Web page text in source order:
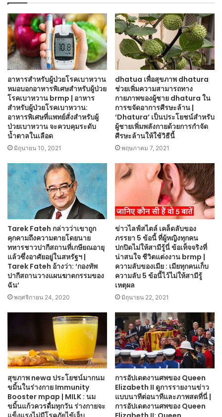
อาหารสำหรับผู้ป่วยโรคเบาหวาน
หมอบอกอาหารพิเศษสำหรับผู้ป่วย
โรคเบาหวาน brmp | อาหาร
สำหรับผู้ป่วยโรคเบาหวาน:
อาหารพิเศษที่แพทย์สั่งสำหรับผู้
ป่วยเบาหวาน จะควบคุมระดับ
น้ำตาลในเลือด
มิถุนายน 10, 2021
dhatua เพื่อสุขภาพ dhatura
ช่วยเพิ่มความสามารถทาง
กายภาพของผู้ชาย dhatura ใน
การขจัดอาการศีรษะล้าน |
‘Dhatura’ เป็นประโยชน์สำหรับ
ผู้ชายเพิ่มพลังกายด้วยการกำจัด
ศีรษะล้านให้ใช้วิธีนี้
พฤษภาคม 7, 2021
Tarek Fateh กล่าวว่าเขาถูก
คุกคามถึงความตายโดยนาย
ทหารชาวปากีสถานที่เกษียณอายุ
แล้วซึ่งอาศัยอยู่ในสหรัฐฯ |
Tarek Fateh อ้างว่า: ‘กองทัพ
ปากีสถานวางแผนฆาตกรรมของ
ฉัน’
พฤศจิกายน 24, 2020
ข่าวไลฟ์สไตล์ เคล็ดลับของ
ภรรยา 5 ข้อนี้ ที่ผู้หญิงทุกคน
ปกปิดไม่ให้สามีรู้นี่ ข้อเท็จจริงที่
น่าสนใจ ชีวิตแต่งงาน brmp |
ความลับของเมีย : เมียทุกคนเก็บ
ความลับ 5 ข้อนี้ไว้ไม่ให้สามีรู้
เหตุผล
มิถุนายน 22, 2021
สุขภาพ newa ประโยชน์มากนม
ขมิ้นในร่างกาย Immunity
Booster mpap | MILK : นม
ขมิ้นแก้วควรดื่มทุกวัน ร่างกายจะ
การอัปเดตงานศพของ Queen
Elizabeth II ดูการรายงานข่าว
แบบนาทีต่อนาทีและภาพสดที่นี่ |
การอัปเดตงานศพของ Queen